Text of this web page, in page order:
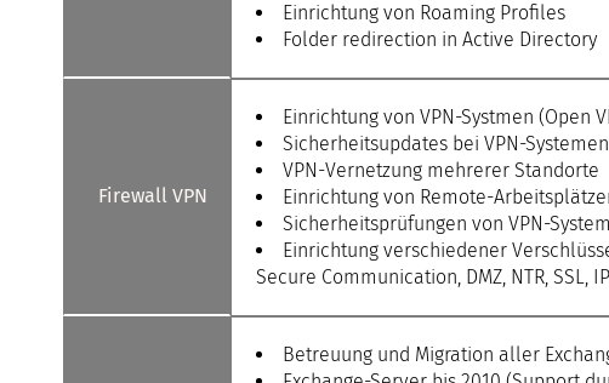
Einrichtung von Roaming Profiles
Folder redirection in Active Directory
Firewall VPN
Einrichtung von VPN-Systmen (Open
Sicherheitsupdates bei VPN-Systemen
VPN-Vernetzung mehrerer Standorte
Einrichtung von Remote-
Sicherheitsprüfungen von VPN-
Einrichtung verschiedener
Secure Communication, DMZ, NTR, SSL,
Betreuung und Migration aller